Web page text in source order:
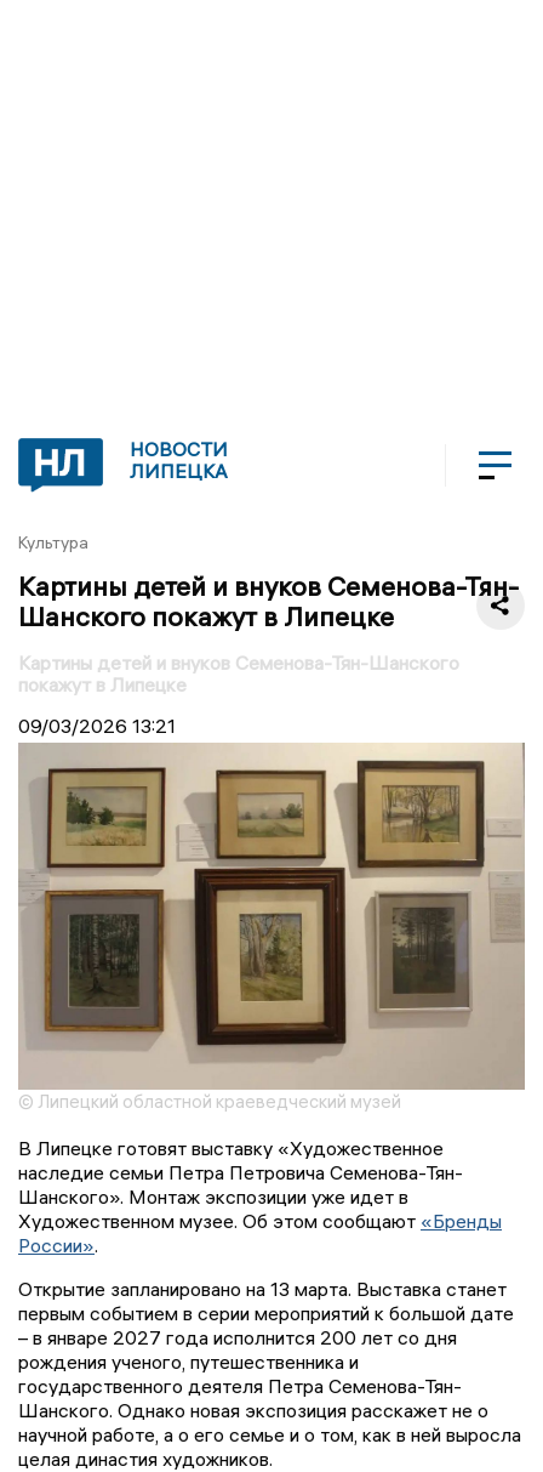
НОВОСТИ
ЛИПЕЦКА
Культура
Картины детей и внуков Семенова-Тян-
Шанского покажут в Липецке
Картины детей и внуков Семенова-Тян-Шанского
покажут в Липецке
09/03/2026 13:21
© Липецкий областной краеведческий музей
В Липецке готовят выставку «Художественное
наследие семьи Петра Петровича Семенова-Тян-
Шанского». Монтаж экспозиции уже идет в
Художественном музее. Об этом сообщают «Бренды
России».
Открытие запланировано на 13 марта. Выставка станет
первым событием в серии мероприятий к большой дате
– в январе 2027 года исполнится 200 лет со дня
рождения ученого, путешественника и
государственного деятеля Петра Семенова-Тян-
Шанского. Однако новая экспозиция расскажет не о
научной работе, а о его семье и о том, как в ней выросла
целая династия художников.